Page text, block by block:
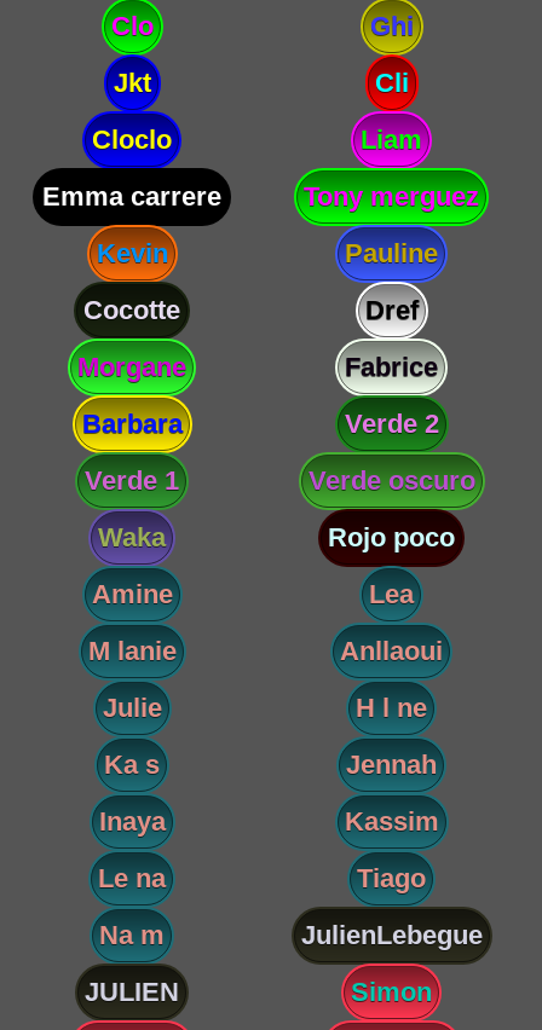
Clo
Ghi
Jkt
Cli
Cloclo
Liam
Emma carrere
Tony merguez
Kevin
Pauline
Cocotte
Dref
Morgane
Fabrice
Barbara
Verde 2
Verde 1
Verde oscuro
Waka
Rojo poco
Amine
Lea
M lanie
Anllaoui
Julie
H l ne
Ka s
Jennah
Inaya
Kassim
Le na
Tiago
Na m
JulienLebegue
JULIEN
Simon